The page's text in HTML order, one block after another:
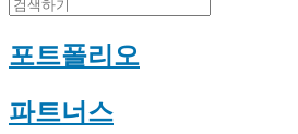
포트폴리오
파트너스